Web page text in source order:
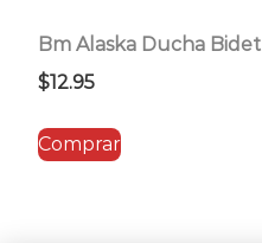
Bm Alaska Ducha Bidet
$12.95
Comprar